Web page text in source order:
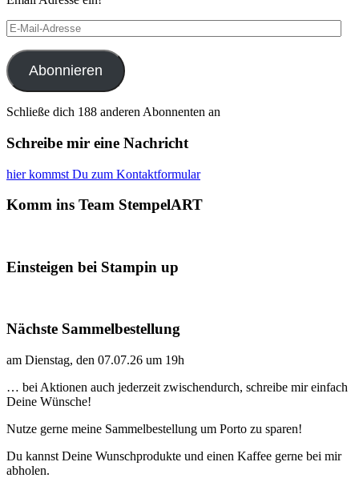
E-
Mail-
Adresse
Abonnieren
Schließe dich 188 anderen Abonnenten an
Schreibe mir eine Nachricht
hier kommst Du zum Kontaktformular
Komm ins Team StempelART
Einsteigen bei Stampin up
Nächste Sammelbestellung
am Dienstag, den 07.07.26 um 19h
… bei Aktionen auch jederzeit zwischendurch, schreibe mir einfach
Deine Wünsche!
Nutze gerne meine Sammelbestellung um Porto zu sparen!
Du kannst Deine Wunschprodukte und einen Kaffee gerne bei mir
abholen.